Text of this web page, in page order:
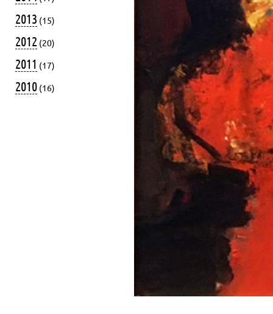
2013 (15)
2012 (20)
2011 (17)
2010 (16)